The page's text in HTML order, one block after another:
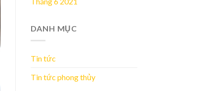
DANH MỤC
Tin tức
Tin tức phong thủy